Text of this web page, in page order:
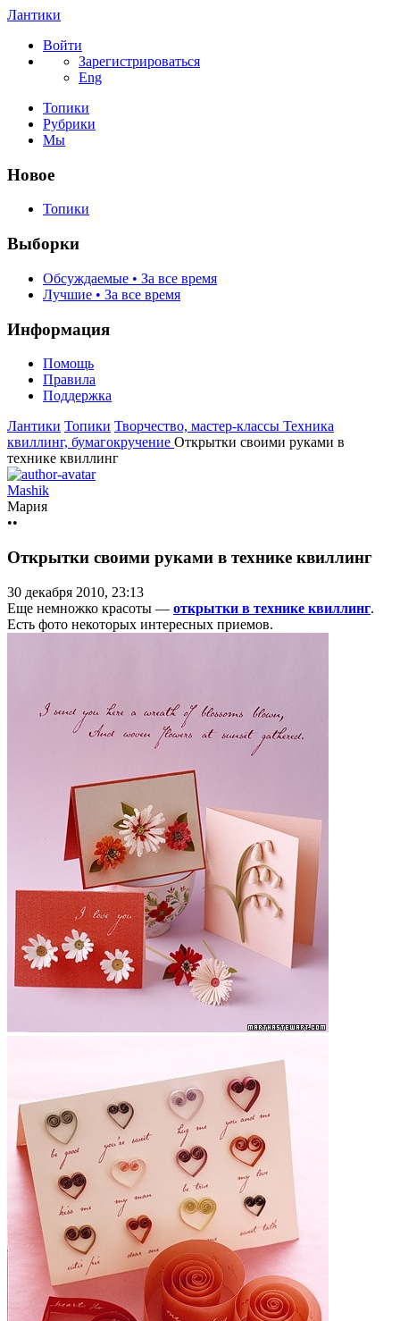
Лантики
Войти
Зарегистрироваться
Eng
Топики
Рубрики
Мы
Новое
Топики
Выборки
Обсуждаемые • За все время
Лучшие • За все время
Информация
Помощь
Правила
Поддержка
Лантики Топики Творчество, мастер-классы Техника
квиллинг, бумагокручение Открытки своими руками в
технике квиллинг
Mashik
Мария
••
Открытки своими руками в технике квиллинг
30 декабря 2010, 23:13
Еще немножко красоты — открытки в технике квиллинг.
Есть фото некоторых интересных приемов.